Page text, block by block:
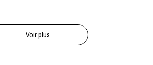
Voir plus